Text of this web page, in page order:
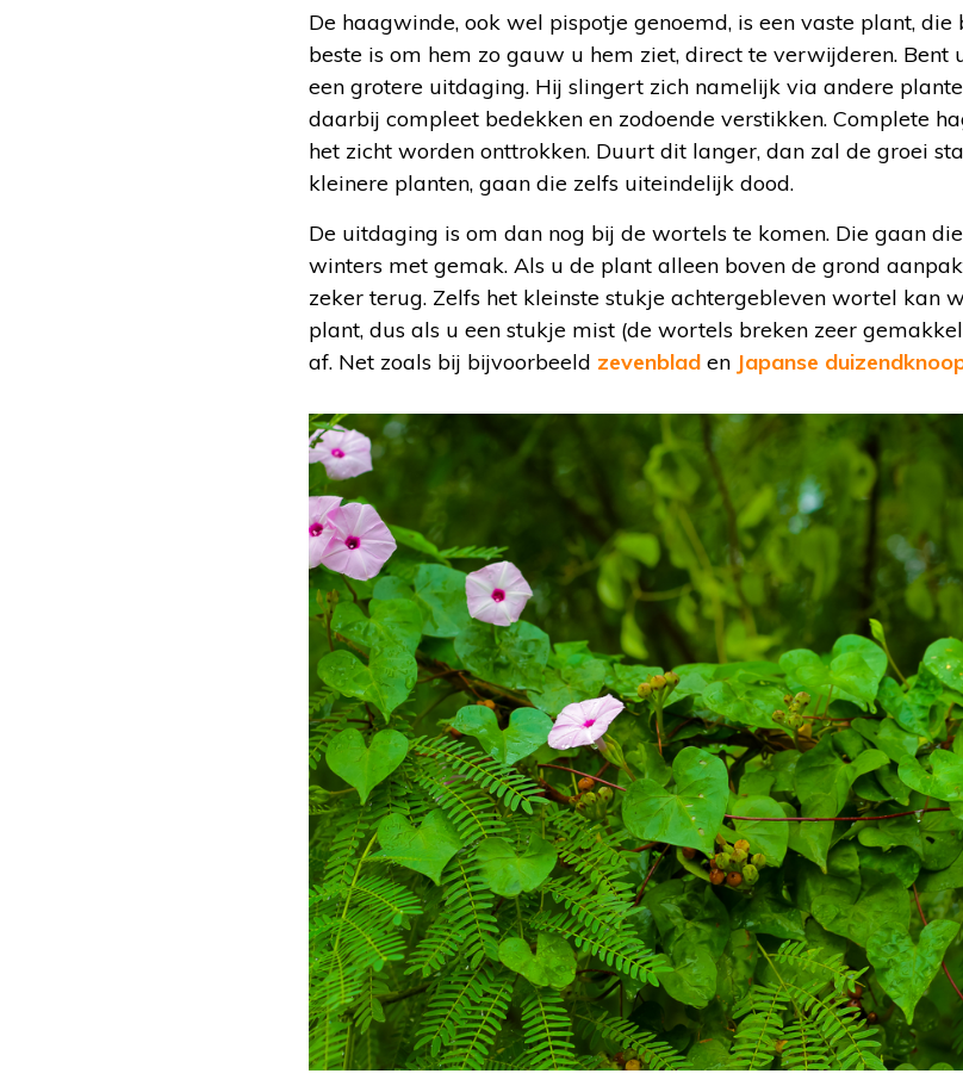
De haagwinde, ook wel pispotje genoemd, is een vaste plant,
beste is om hem zo gauw u hem ziet, direct te verwijderen.
een grotere uitdaging. Hij slingert zich namelijk via andere
daarbij compleet bedekken en zodoende verstikken. Complete
het zicht worden onttrokken. Duurt dit langer, dan zal de groei
kleinere planten, gaan die zelfs uiteindelijk dood.
De uitdaging is om dan nog bij de wortels te komen. Die gaan
winters met gemak. Als u de plant alleen boven de grond
zeker terug. Zelfs het kleinste stukje achtergebleven wortel kan
plant, dus als u een stukje mist (de wortels breken zeer
af. Net zoals bij bijvoorbeeld zevenblad en Japanse